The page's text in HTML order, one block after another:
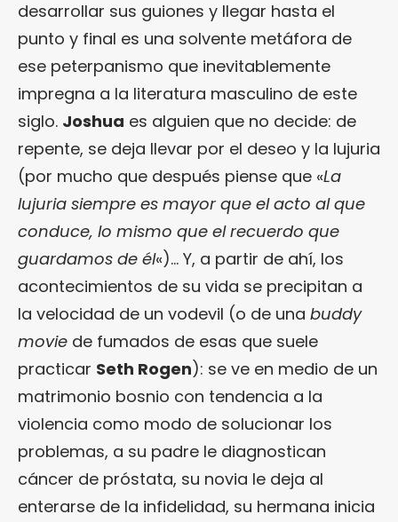
desarrollar sus guiones y llegar hasta el
punto y final es una solvente metáfora de
ese peterpanismo que inevitablemente
impregna a la literatura masculino de este
siglo. Joshua es alguien que no decide: de
repente, se deja llevar por el deseo y la lujuria
(por mucho que después piense que «La
lujuria siempre es mayor que el acto al que
conduce, lo mismo que el recuerdo que
guardamos de él«)… Y, a partir de ahí, los
acontecimientos de su vida se precipitan a
la velocidad de un vodevil (o de una buddy
movie de fumados de esas que suele
practicar Seth Rogen): se ve en medio de un
matrimonio bosnio con tendencia a la
violencia como modo de solucionar los
problemas, a su padre le diagnostican
cáncer de próstata, su novia le deja al
enterarse de la infidelidad, su hermana inicia